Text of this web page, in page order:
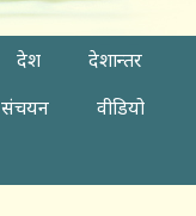
देश
देशान्तर
संचयन
वीडियो